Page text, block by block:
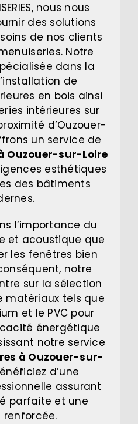
nous nous
des solutions
de nos clients
Notre
dans la
de
en bois ainsi
intérieures sur
d’Ouzouer-
un service de
Ouzouer-sur-Loire
esthétiques
des bâtiments
l’importance du
et acoustique que
les fenêtres bien
notre
sur la sélection
matériaux tels que
et le PVC pour
énergétique
notre service
à Ouzouer-sur-
d’une
assurant
parfaite et une
renforcée.